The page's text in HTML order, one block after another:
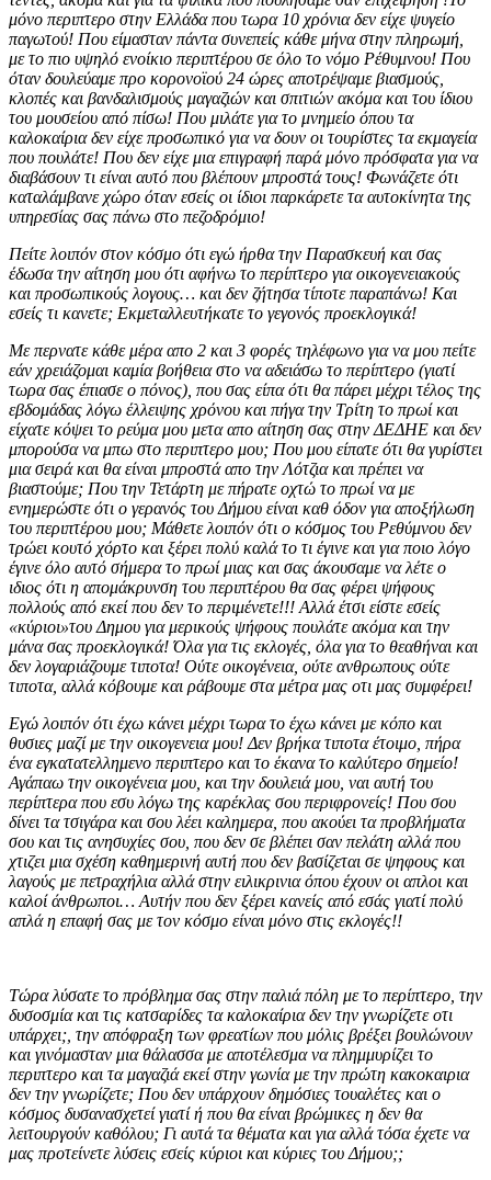
μόνο περιπτερο στην Ελλάδα που τωρα 10 χρόνια δεν είχε ψυγείο
παγωτού! Που είμασταν πάντα συνεπείς κάθε μήνα στην πληρωμή,
με το πιο υψηλό ενοίκιο περιπτέρου σε όλο το νόμο Ρέθυμνου! Που
όταν δουλεύαμε προ κορονοϊού 24 ώρες αποτρέψαμε βιασμούς,
κλοπές και βανδαλισμούς μαγαζιών και σπιτιών ακόμα και του ίδιου
του μουσείου από πίσω! Που μιλάτε για το μνημείο όπου τα
καλοκαίρια δεν είχε προσωπικό για να δουν οι τουρίστες τα εκμαγεία
που πουλάτε! Που δεν είχε μια επιγραφή παρά μόνο πρόσφατα για να
διαβάσουν τι είναι αυτό που βλέπουν μπροστά τους! Φωνάζετε ότι
καταλάμβανε χώρο όταν εσείς οι ίδιοι παρκάρετε τα αυτοκίνητα της
υπηρεσίας σας πάνω στο πεζοδρόμιο!
Πείτε λοιπόν στον κόσμο ότι εγώ ήρθα την Παρασκευή και σας
έδωσα την αίτηση μου ότι αφήνω το περίπτερο για οικογενειακούς
και προσωπικούς λογους… και δεν ζήτησα τίποτε παραπάνω! Και
εσείς τι κανετε; Εκμεταλλευτήκατε το γεγονός προεκλογικά!
Με περνατε κάθε μέρα απο 2 και 3 φορές τηλέφωνο για να μου πείτε
εάν χρειάζομαι καμία βοήθεια στο να αδειάσω το περίπτερο (γιατί
τωρα σας έπιασε ο πόνος), που σας είπα ότι θα πάρει μέχρι τέλος της
εβδομάδας λόγω έλλειψης χρόνου και πήγα την Τρίτη το πρωί και
είχατε κόψει το ρεύμα μου μετα απο αίτηση σας στην ΔΕΔΗΕ και δεν
μπορούσα να μπω στο περιπτερο μου; Που μου είπατε ότι θα γυρίστει
μια σειρά και θα είναι μπροστά απο την Λότζια και πρέπει να
βιαστούμε; Που την Τετάρτη με πήρατε οχτώ το πρωί να με
ενημερώστε ότι ο γερανός του Δήμου είναι καθ όδον για αποξήλωση
του περιπτέρου μου; Μάθετε λοιπόν ότι ο κόσμος του Ρεθύμνου δεν
τρώει κουτό χόρτο και ξέρει πολύ καλά το τι έγινε και για ποιο λόγο
έγινε όλο αυτό σήμερα το πρωί μιας και σας άκουσαμε να λέτε ο
ιδιος ότι η απομάκρυνση του περιπτέρου θα σας φέρει ψήφους
πολλούς από εκεί που δεν το περιμένετε!!! Αλλά έτσι είστε εσείς
«κύριοι»του Δημου για μερικούς ψήφους πουλάτε ακόμα και την
μάνα σας προεκλογικά! Όλα για τις εκλογές, όλα για το θεαθήναι και
δεν λογαριάζουμε τιποτα! Ούτε οικογένεια, ούτε ανθρωπους ούτε
τιποτα, αλλά κόβουμε και ράβουμε στα μέτρα μας οτι μας συμφέρει!
Εγώ λοιπόν ότι έχω κάνει μέχρι τωρα το έχω κάνει με κόπο και
θυσιες μαζί με την οικογενεια μου! Δεν βρήκα τιποτα έτοιμο, πήρα
ένα εγκατατελλημενο περιπτερο και το έκανα το καλύτερο σημείο!
Αγάπαω την οικογένεια μου, και την δουλειά μου, ναι αυτή του
περίπτερα που εσυ λόγω της καρέκλας σου περιφρονείς! Που σου
δίνει τα τσιγάρα και σου λέει καλημερα, που ακούει τα προβλήματα
σου και τις ανησυχίες σου, που δεν σε βλέπει σαν πελάτη αλλά που
χτιζει μια σχέση καθημερινή αυτή που δεν βασίζεται σε ψηφους και
λαγούς με πετραχήλια αλλά στην ειλικρινια όπου έχουν οι απλοι και
καλοί άνθρωποι… Αυτήν που δεν ξέρει κανείς από εσάς γιατί πολύ
απλά η επαφή σας με τον κόσμο είναι μόνο στις εκλογές!!
Τώρα λύσατε το πρόβλημα σας στην παλιά πόλη με το περίπτερο, την
δυσοσμία και τις κατσαρίδες τα καλοκαίρια δεν την γνωρίζετε οτι
υπάρχει;, την απόφραξη των φρεατίων που μόλις βρέξει βουλώνουν
και γινόμασταν μια θάλασσα με αποτέλεσμα να πλημμυρίζει το
περιπτερο και τα μαγαζιά εκεί στην γωνία με την πρώτη κακοκαιρια
δεν την γνωρίζετε; Που δεν υπάρχουν δημόσιες τουαλέτες και ο
κόσμος δυσανασχετεί γιατί ή που θα είναι βρώμικες η δεν θα
λειτουργούν καθόλου; Γι αυτά τα θέματα και για αλλά τόσα έχετε να
μας προτείνετε λύσεις εσείς κύριοι και κύριες του Δήμου;;